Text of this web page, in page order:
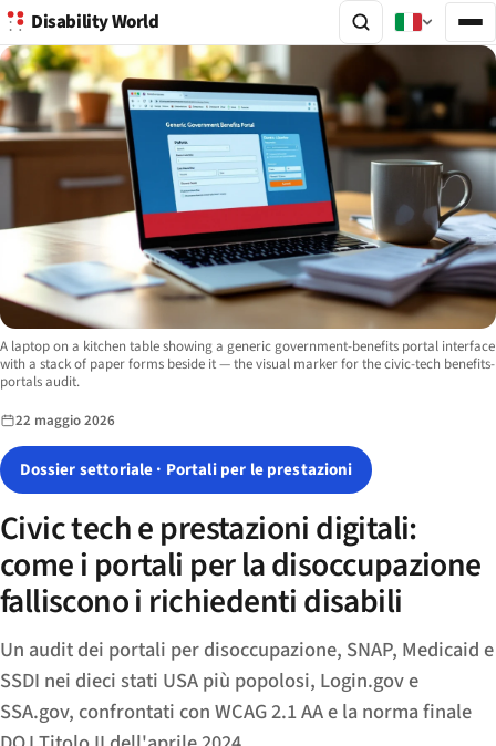
Disability World
Image description:
A laptop on a kitchen table showing a generic government-benefits portal interface
with a stack of paper forms beside it — the visual marker for the civic-tech benefits-
portals audit.
22 maggio 2026
Dossier settoriale · Portali per le prestazioni
Civic tech e prestazioni digitali:
come i portali per la disoccupazione
falliscono i richiedenti disabili
Un audit dei portali per disoccupazione, SNAP, Medicaid e
SSDI nei dieci stati USA più popolosi, Login.gov e
SSA.gov, confrontati con WCAG 2.1 AA e la norma finale